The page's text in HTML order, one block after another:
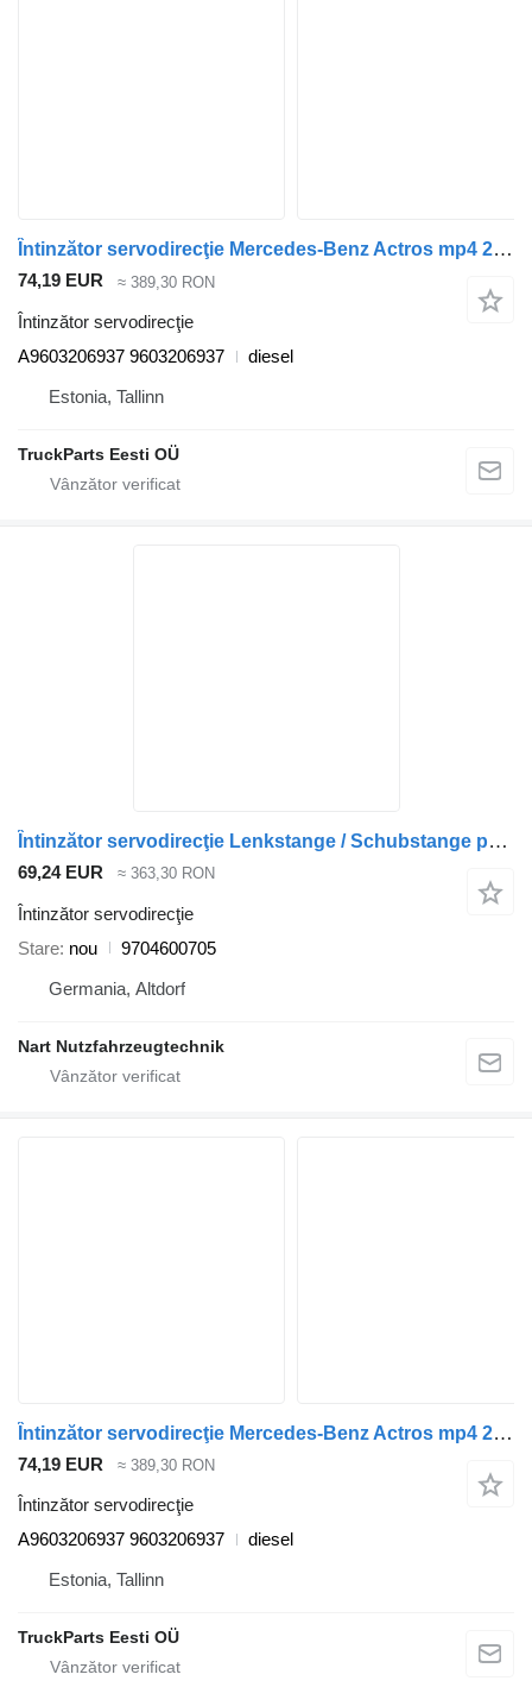
Întinzător servodirecţie Mercedes-Benz Actros mp4 2551 (01.12-) A9603206937 pentru cap tractor Mercedes-Benz Actros MP4 Antos Arocs (2012-)
74,19 EUR ≈ 389,30 RON
Întinzător servodirecţie
A9603206937 9603206937
diesel
Estonia, Tallinn
TruckParts Eesti OÜ
Întinzător servodirecţie Lenkstange / Schubstange passend Vergl. 9704 9704600705 pentru cap tractor Mercedes-Benz Atego
69,24 EUR ≈ 363,30 RON
Întinzător servodirecţie
Stare nou
9704600705
Germania, Altdorf
Nart Nutzfahrzeugtechnik
Întinzător servodirecţie Mercedes-Benz Actros mp4 2551 (01.12-) A9603206937 pentru cap tractor Mercedes-Benz Actros MP4 Antos Arocs (2012-)
74,19 EUR ≈ 389,30 RON
Întinzător servodirecţie
A9603206937 9603206937
diesel
Estonia, Tallinn
TruckParts Eesti OÜ